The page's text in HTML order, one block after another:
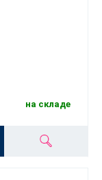
на складе